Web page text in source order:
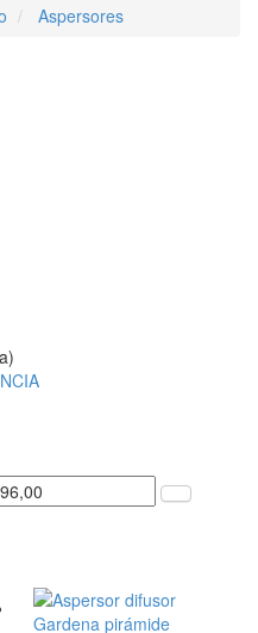
Aspersores